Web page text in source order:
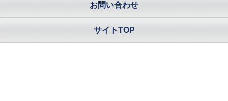
お問い合わせ
サイトTOP